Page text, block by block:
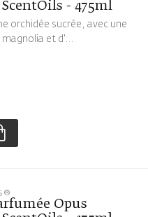
- 475ml
orchidée sucrée, avec une
et d'...
Opus